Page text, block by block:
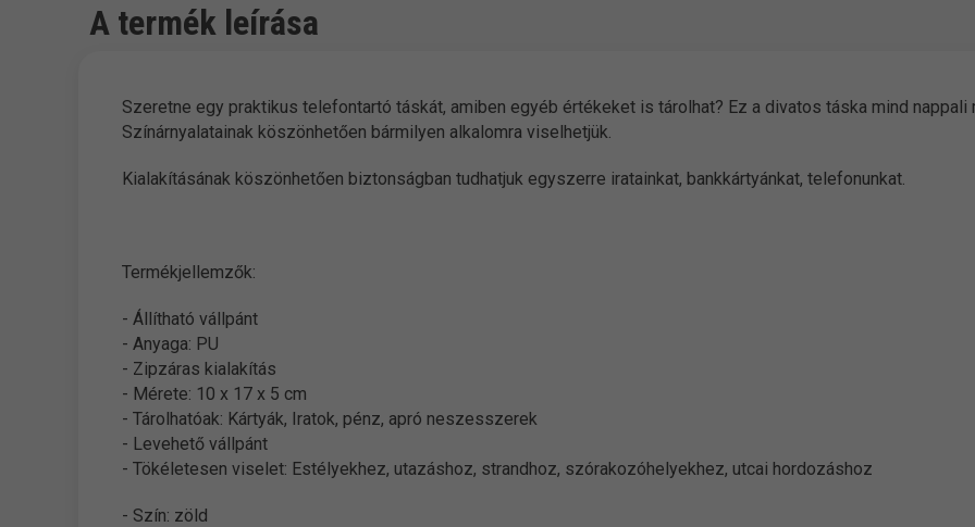
A termék leírása
Szeretne egy praktikus telefontartó táskát, amiben egyéb értékeket is tárolhat? Ez a divatos táska mind nappali
Színárnyalatainak köszönhetően bármilyen alkalomra viselhetjük.
Kialakításának köszönhetően biztonságban tudhatjuk egyszerre iratainkat, bankkártyánkat, telefonunkat.
Termékjellemzők:
- Állítható vállpánt
- Anyaga: PU
- Zipzáras kialakítás
- Mérete: 10 x 17 x 5 cm
- Tárolhatóak: Kártyák, Iratok, pénz, apró neszesszerek
- Levehető vállpánt
- Tökéletesen viselet: Estélyekhez, utazáshoz, strandhoz, szórakozóhelyekhez, utcai hordozáshoz
- Szín: zöld